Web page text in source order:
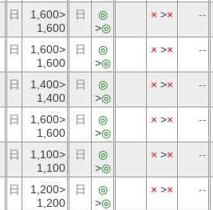
日
1,600>
1,600
日
◎
>◎
× >× --
日
1,600>
1,600
日
◎
>◎
× >× --
日
1,400>
1,400
日
◎
>◎
× >× --
日
1,600>
1,600
日
◎
>◎
× >× --
日
1,100>
1,100
日
◎
>◎
× >× --
日
1,200>
1,200
日
◎
>◎
× >× --